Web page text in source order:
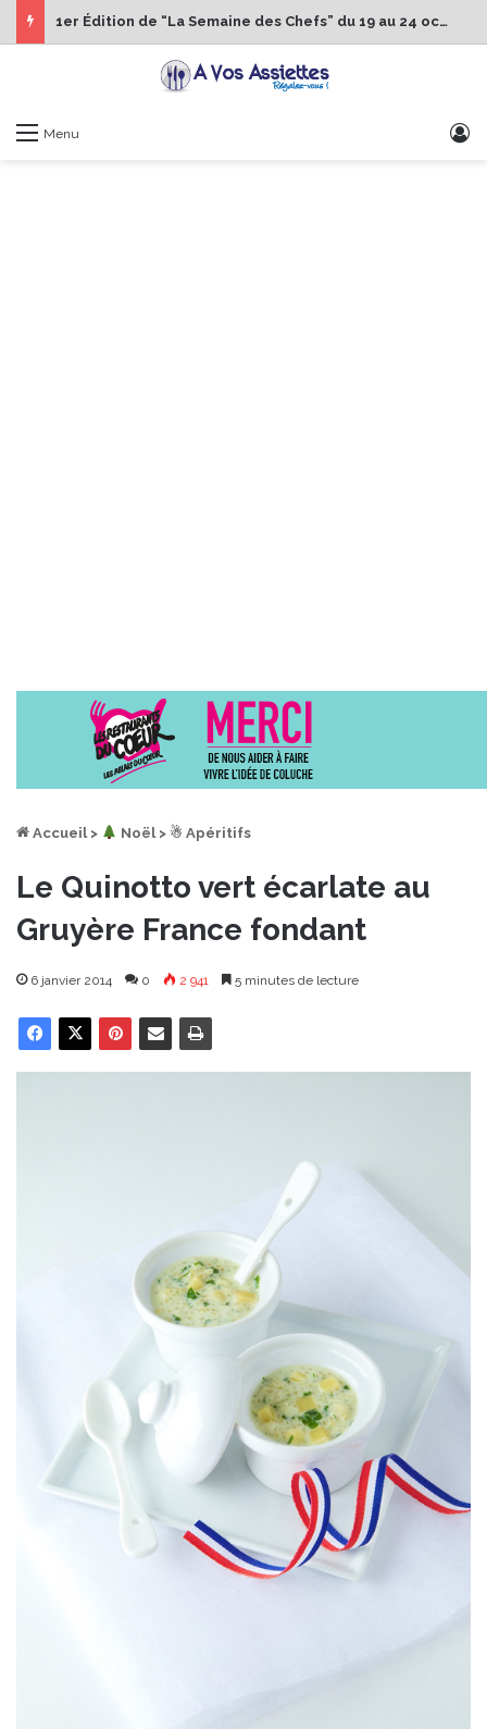
1er Édition de “La Semaine des Chefs” du 19 au 24 octobre 2026
Menu
Accueil > ︎ Noël > ☃ Apéritifs
Le Quinotto vert écarlate au
Gruyère France fondant
6 janvier 2014 0 2 941 5 minutes de lecture